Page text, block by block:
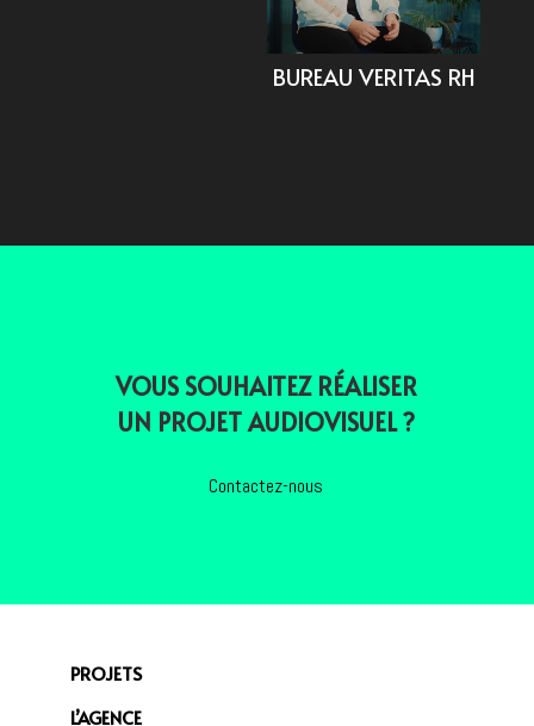
BUREAU VERITAS RH
VOUS SOUHAITEZ RÉALISER
UN PROJET AUDIOVISUEL ?
Contactez-nous
PROJETS
L’AGENCE